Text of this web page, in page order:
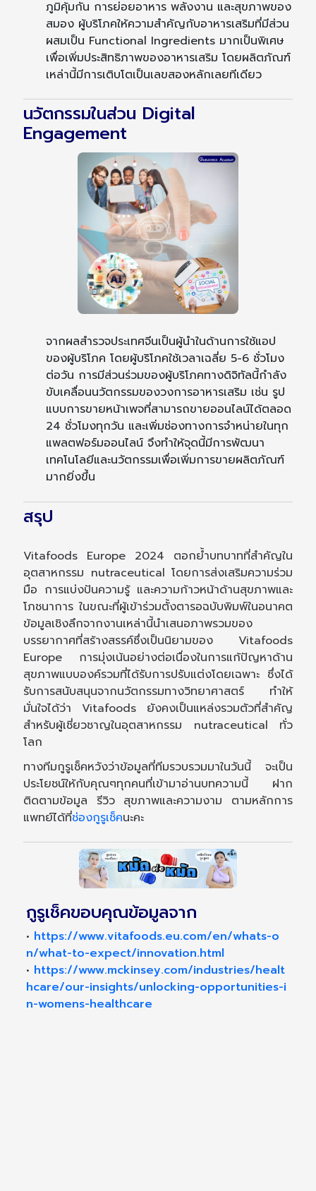
ภูมิคุ้มกัน การย่อยอาหาร พลังงาน และสุขภาพของ
สมอง ผู้บริโภคให้ความสำคัญกับอาหารเสริมที่มีส่วน
ผสมเป็น Functional Ingredients มากเป็นพิเศษ
เพื่อเพิ่มประสิทธิภาพของอาหารเสริม โดยผลิตภัณฑ์
เหล่านี้มีการเติบโตเป็นเลขสองหลักเลยทีเดียว
นวัตกรรมในส่วน Digital
Engagement
จากผลสำรวจประเทศจีนเป็นผู้นำในด้านการใช้แอป
ของผู้บริโภค โดยผู้บริโภคใช้เวลาเฉลี่ย 5-6 ชั่วโมง
ต่อวัน การมีส่วนร่วมของผู้บริโภคทางดิจิทัลนี้กำลัง
ขับเคลื่อนนวัตกรรมของวงการอาหารเสริม เช่น รูป
แบบการขายหน้าเพจที่สามารถขายออนไลน์ได้ตลอด
24 ชั่วโมงทุกวัน และเพิ่มช่องทางการจำหน่ายในทุก
แพลตฟอร์มออนไลน์ จึงทำให้จุดนี้มีการพัฒนา
เทคโนโลยีและนวัตกรรมเพื่อเพิ่มการขายผลิตภัณฑ์
มากยิ่งขึ้น
สรุป
Vitafoods Europe 2024 ตอกย้ำบทบาทที่สำคัญใน
อุตสาหกรรม nutraceutical โดยการส่งเสริมความร่วม
มือ การแบ่งปันความรู้ และความก้าวหน้าด้านสุขภาพและ
โภชนาการ ในขณะที่ผู้เข้าร่วมตั้งตารอฉบับพิมพ์ในอนาคต
ข้อมูลเชิงลึกจากงานเหล่านี้นำเสนอภาพรวมของ
บรรยากาศที่สร้างสรรค์ซึ่งเป็นนิยามของ Vitafoods
Europe การมุ่งเน้นอย่างต่อเนื่องในการแก้ปัญหาด้าน
สุขภาพแบบองค์รวมที่ได้รับการปรับแต่งโดยเฉพาะ ซึ่งได้
รับการสนับสนุนจากนวัตกรรมทางวิทยาศาสตร์ ทำให้
มั่นใจได้ว่า Vitafoods ยังคงเป็นแหล่งรวมตัวที่สำคัญ
สำหรับผู้เชี่ยวชาญในอุตสาหกรรม nutraceutical ทั่ว
โลก
ทางทีมกูรูเช็คหวังว่าข้อมูลที่ทีมรวบรวมมาในวันนี้ จะเป็น
ประโยชน์ให้กับคุณๆทุกคนที่เข้ามาอ่านบทความนี้ ฝาก
ติดตามข้อมูล รีวิว สุขภาพและความงาม ตามหลักการ
แพทย์ได้ที่ช่องกูรูเช็คนะคะ
กูรูเช็คขอบคุณข้อมูลจาก
• https://www.vitafoods.eu.com/en/whats-o
n/what-to-expect/innovation.html
• https://www.mckinsey.com/industries/healt
hcare/our-insights/unlocking-opportunities-i
n-womens-healthcare